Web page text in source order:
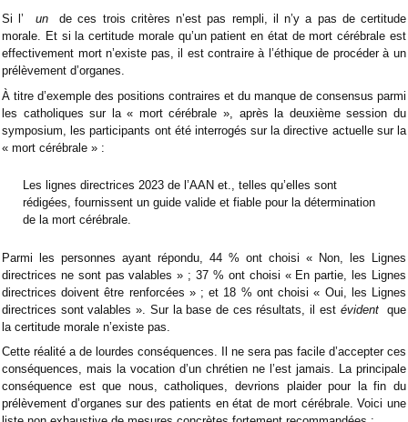
Si l’ unde ces trois critères n’est pas rempli, il n’y a pas de certitude
morale. Et si la certitude morale qu’un patient en état de mort cérébrale est
effectivement mort n’existe pas, il est contraire à l’éthique de procéder à un
prélèvement d’organes.
À titre d’exemple des positions contraires et du manque de consensus parmi
les catholiques sur la « mort cérébrale », après la deuxième session du
symposium, les participants ont été interrogés sur la directive actuelle sur la
« mort cérébrale » :
Les lignes directrices 2023 de l’AAN et., telles qu’elles sont
rédigées, fournissent un guide valide et fiable pour la détermination
de la mort cérébrale.
Parmi les personnes ayant répondu, 44 % ont choisi « Non, les Lignes
directrices ne sont pas valables » ; 37 % ont choisi « En partie, les Lignes
directrices doivent être renforcées » ; et 18 % ont choisi « Oui, les Lignes
directrices sont valables ». Sur la base de ces résultats, il est évidentque
la certitude morale n’existe pas.
Cette réalité a de lourdes conséquences. Il ne sera pas facile d’accepter ces
conséquences, mais la vocation d’un chrétien ne l’est jamais. La principale
conséquence est que nous, catholiques, devrions plaider pour la fin du
prélèvement d’organes sur des patients en état de mort cérébrale. Voici une